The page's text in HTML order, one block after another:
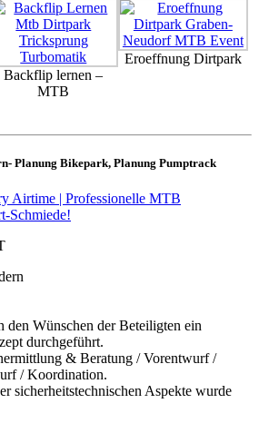
Backflip lernen –
MTB
Eroeffnung Dirtpark
Planung Bikepark, Planung Pumptrack
Airtime | Professionelle MTB
Schmiede!
den Wünschen der Beteiligten ein
durchgeführt.
& Beratung / Vorentwurf /
/ Koordination.
sicherheitstechnischen Aspekte wurde